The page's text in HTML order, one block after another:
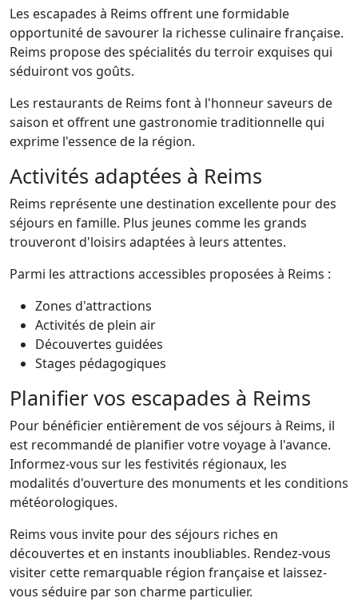
Les escapades à Reims offrent une formidable
opportunité de savourer la richesse culinaire française.
Reims propose des spécialités du terroir exquises qui
séduiront vos goûts.
Les restaurants de Reims font à l'honneur saveurs de
saison et offrent une gastronomie traditionnelle qui
exprime l'essence de la région.
Activités adaptées à Reims
Reims représente une destination excellente pour des
séjours en famille. Plus jeunes comme les grands
trouveront d'loisirs adaptées à leurs attentes.
Parmi les attractions accessibles proposées à Reims :
Zones d'attractions
Activités de plein air
Découvertes guidées
Stages pédagogiques
Planifier vos escapades à Reims
Pour bénéficier entièrement de vos séjours à Reims, il
est recommandé de planifier votre voyage à l'avance.
Informez-vous sur les festivités régionaux, les
modalités d'ouverture des monuments et les conditions
météorologiques.
Reims vous invite pour des séjours riches en
découvertes et en instants inoubliables. Rendez-vous
visiter cette remarquable région française et laissez-
vous séduire par son charme particulier.